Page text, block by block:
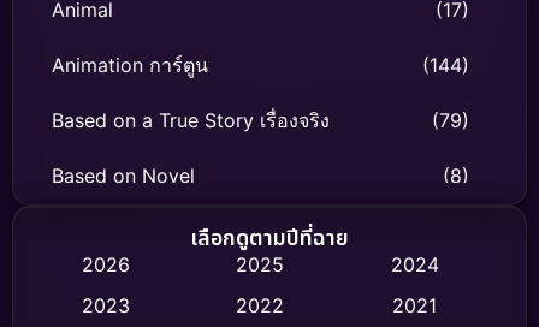
Animal (17)
Animation การ์ตูน (144)
Based on a True Story เรื่องจริง (79)
Based on Novel (8)
Biography ชีวิตจริงเลือกดูตามปีที่ฉาย
2026 2025
2024
2023
2022
2021